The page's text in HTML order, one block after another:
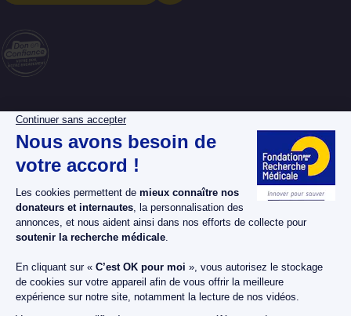
La Fondation pour la
Recherche Médicale
Nos dossiers maladies
Nos projets
Nos actualités
Nos publications
Espace chercheurs
Espace presse